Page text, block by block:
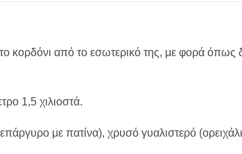
κορδόνι από το εσωτερικό της, με φορά όπως
1,5 χιλιοστά.
με πατίνα), χρυσό γυαλιστερό